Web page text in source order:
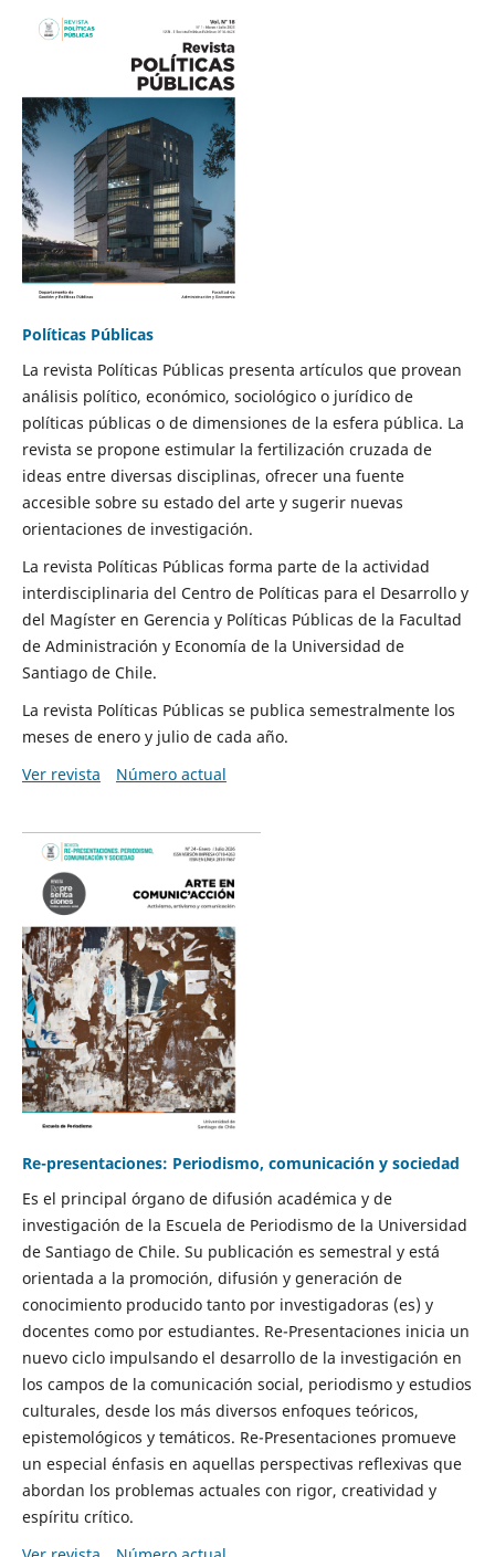
Políticas Públicas
La revista Políticas Públicas presenta artículos que provean
análisis político, económico, sociológico o jurídico de
políticas públicas o de dimensiones de la esfera pública. La
revista se propone estimular la fertilización cruzada de
ideas entre diversas disciplinas, ofrecer una fuente
accesible sobre su estado del arte y sugerir nuevas
orientaciones de investigación.
La revista Políticas Públicas forma parte de la actividad
interdisciplinaria del Centro de Políticas para el Desarrollo y
del Magíster en Gerencia y Políticas Públicas de la Facultad
de Administración y Economía de la Universidad de
Santiago de Chile.
La revista Políticas Públicas se publica semestralmente los
meses de enero y julio de cada año.
Ver revista
Número actual
Re-presentaciones: Periodismo, comunicación y sociedad
Es el principal órgano de difusión académica y de
investigación de la Escuela de Periodismo de la Universidad
de Santiago de Chile. Su publicación es semestral y está
orientada a la promoción, difusión y generación de
conocimiento producido tanto por investigadoras (es) y
docentes como por estudiantes. Re-Presentaciones inicia un
nuevo ciclo impulsando el desarrollo de la investigación en
los campos de la comunicación social, periodismo y estudios
culturales, desde los más diversos enfoques teóricos,
epistemológicos y temáticos. Re-Presentaciones promueve
un especial énfasis en aquellas perspectivas reflexivas que
abordan los problemas actuales con rigor, creatividad y
espíritu crítico.